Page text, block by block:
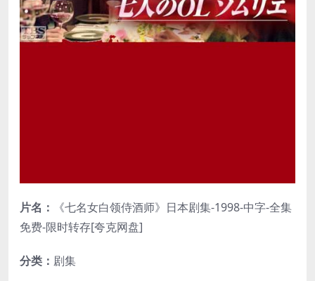
片名：
《七名女白领侍酒师》日本剧集-1998-中字-全集
免费-限时转存[夸克网盘]
分类： 剧集